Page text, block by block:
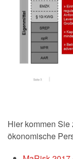
Hier kommen
ökonomische